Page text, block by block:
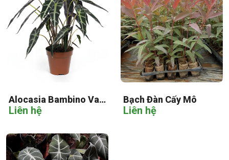
Alocasia Bambino Var
Cấy Mô
Liên hệ
Bạch Đàn Cấy Mô
Liên hệ